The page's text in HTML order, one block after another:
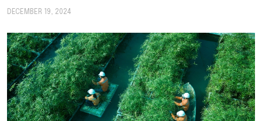
DECEMBER 19, 2024